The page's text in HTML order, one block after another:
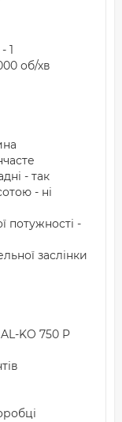
1
об/хв
- так
- ні
потужності -
заслінки
KO 750 P